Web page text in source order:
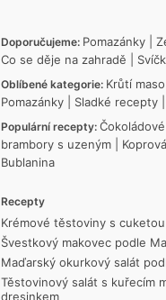
Doporučujeme: Pomazánky
Co se děje na zahradě
Oblíbené kategorie: Krůtí maso
Pomazánky
Sladké recepty
Populární recepty:
brambory s uzeným
Bublanina
Recepty
Krémové těstoviny s
Švestkový makovec podle
Maďarský okurkový salát
Těstovinový salát s kuřecím
dresinkem